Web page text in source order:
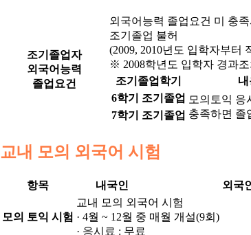
조기졸업자
외국어능력
졸업요건
외국어능력 졸업요건 미 충족
조기졸업 불허
(2009, 2010년도 입학자부터
※ 2008학년도 입학자 경과조
조기졸업학기
6학기 조기졸업 모의토익 응
충족하면 졸
7학기 조기졸업
교내 모의 외국어 시험
항목 내국인 외국
모의 토익 시험
교내 모의 외국어 시험
· 4월 ~ 12월 중 매월 개설(9회)
· 응시료 : 무료